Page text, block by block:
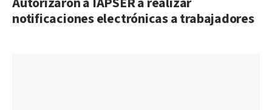
notificaciones electrónicas a trabajadores